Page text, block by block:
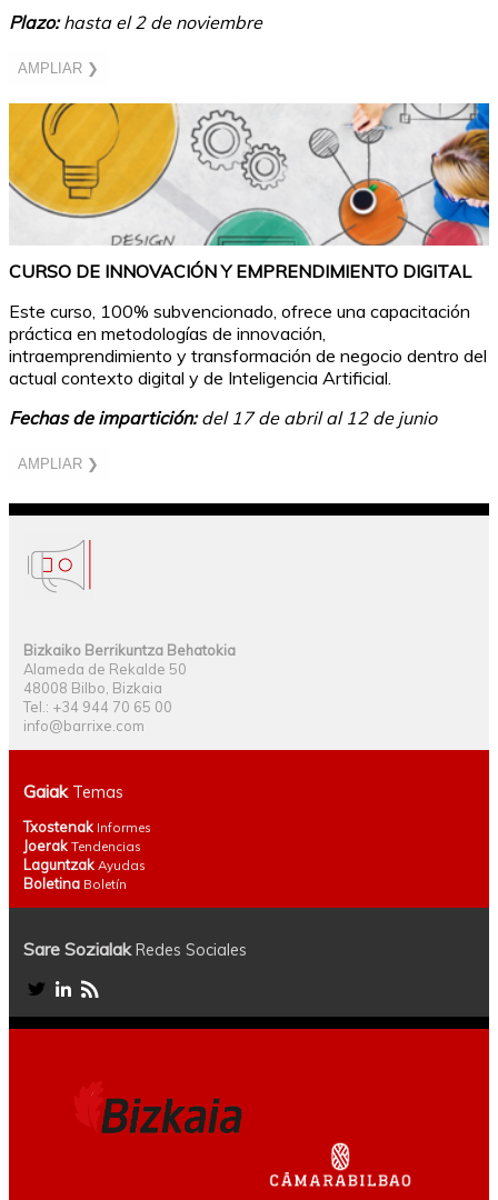
Plazo:hasta el 2 de noviembre
AMPLIAR ❯
CURSO DE INNOVACIÓN Y EMPRENDIMIENTO DIGITAL
Este curso, 100% subvencionado, ofrece una capacitación
práctica en metodologías de innovación,
intraemprendimiento y transformación de negocio dentro del
actual contexto digital y de Inteligencia Artificial.
Fechas de impartición:del 17 de abril al 12 de junio
AMPLIAR ❯
Bizkaiko Berrikuntza Behatokia
Alameda de Rekalde 50
48008 Bilbo, Bizkaia
Tel.: +34 944 70 65 00
info@barrixe.com
GaiakTemas
TxostenakInformes
JoerakTendencias
LaguntzakAyudas
BoletinaBoletín
Sare SozialakRedes Sociales